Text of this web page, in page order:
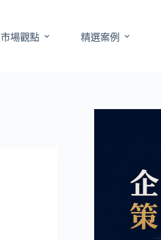
市場觀點 精選案例